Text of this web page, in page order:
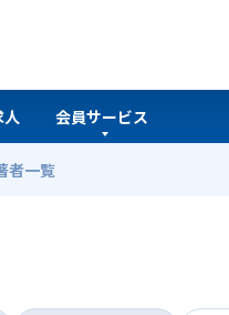
者一覧
会員サービス